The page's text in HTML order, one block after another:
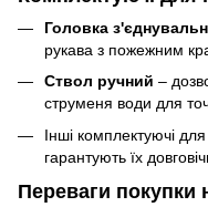
Головка
рукава з пожежним
Ствол ручний –
струменя води для
Інші комплектуючі
гарантують їх
Переваги покупки